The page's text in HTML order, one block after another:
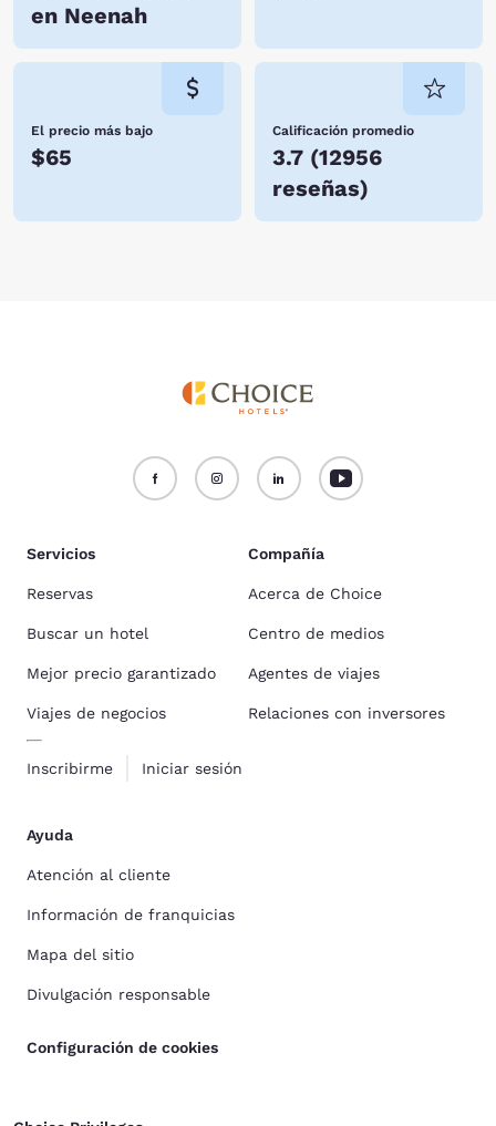
en Neenah
El precio más bajo
$65
Calificación promedio
3.7 (12956
reseñas)
Servicios
Reservas
Buscar un hotel
Mejor precio garantizado
Viajes de negocios
Inscribirme Iniciar sesión
Compañía
Acerca de Choice
Centro de medios
Agentes de viajes
Relaciones con inversores
Ayuda
Atención al cliente
Información de franquicias
Mapa del sitio
Divulgación responsable
Configuración de cookies